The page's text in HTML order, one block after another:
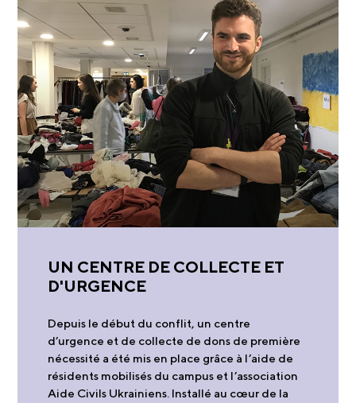
UN CENTRE DE COLLECTE ET
D'URGENCE
Depuis le début du conflit, un centre
d’urgence et de collecte de dons de première
nécessité a été mis en place grâce à l’aide de
résidents mobilisés du campus et l’association
Aide Civils Ukrainiens. Installé au cœur de la